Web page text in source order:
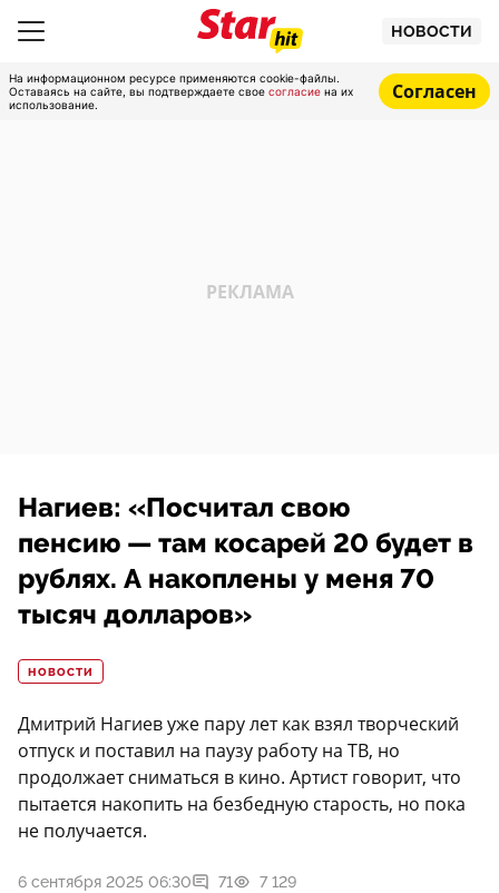
НОВОСТИ
На информационном ресурсе применяются cookie-файлы.
Оставаясь на сайте, вы подтверждаете свое согласие на их
использование.
Согласен
Нагиев: «Посчитал свою
пенсию — там косарей 20 будет в
рублях. А накоплены у меня 70
тысяч долларов»
НОВОСТИ
Дмитрий Нагиев уже пару лет как взял творческий
отпуск и поставил на паузу работу на ТВ, но
продолжает сниматься в кино. Артист говорит, что
пытается накопить на безбедную старость, но пока
не получается.
6 сентября 2025 06:30 71 7 129